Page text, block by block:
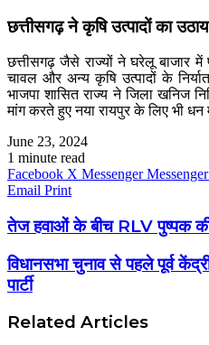
छत्तीसगढ़ ने कृषि उत्पादों का उठाया
छत्तीसगढ़ जैसे राज्यों ने घरेलू बाजार में
चावल और अन्य कृषि उत्पादों के
भाजपा शासित राज्य ने जिला खनिज
मांग करते हुए नया रायपुर के लिए भी धन
June 23, 2024
1 minute read
Facebook X Messenger Messenger
Email Print
तेज हवाओं के बीच RLV पुष्पक
विधानसभा चुनाव से पहले पूर्व
पार्टी
Related Articles